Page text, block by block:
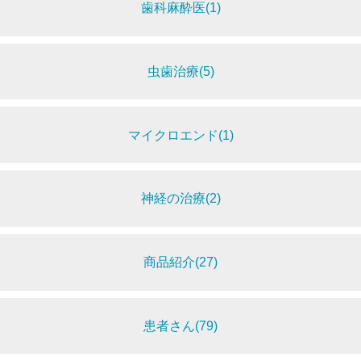
歯科麻酔医(1)
虫歯治療(5)
マイクロエンド(1)
神経の治療(2)
商品紹介(27)
患者さん(79)